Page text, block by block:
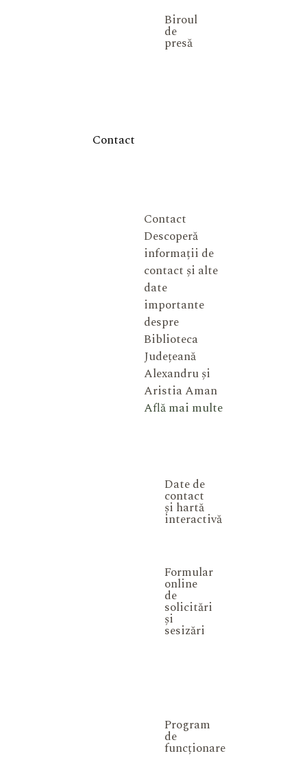
Biroul
de
presă
Contact
Contact
Descoperă
informații de
contact și alte
date
importante
despre
Biblioteca
Județeană
Alexandru și
Aristia Aman
Află mai multe
Date de
contact
și hartă
interactivă
Formular
online
de
solicitări
și
sesizări
Program
de
funcționare